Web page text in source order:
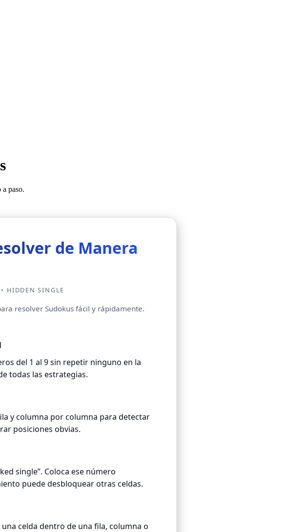
paso.
de Manera
HIDDEN SINGLE
resolver Sudokus fácil y rápidamente.
del 1 al 9 sin repetir ninguno en la
todas las estrategias.
y columna por columna para detectar
posiciones obvias.
single”. Coloca ese número
puede desbloquear otras celdas.
celda dentro de una fila, columna o